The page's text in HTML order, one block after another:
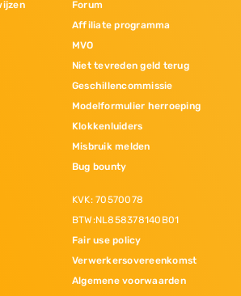
Forum
Affiliate programma
MVO
Niet tevreden geld terug
Geschillencommissie
Modelformulier herroeping
Klokkenluiders
Misbruik melden
Bug bounty
KVK: 70570078
BTW:NL858378140B01
Fair use policy
Verwerkersovereenkomst
Algemene voorwaarden